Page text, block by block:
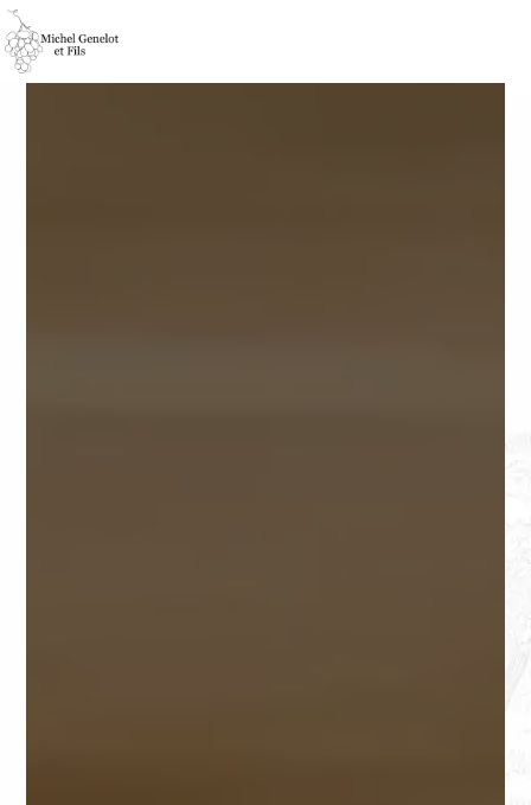
Panneau de gestion des cookies